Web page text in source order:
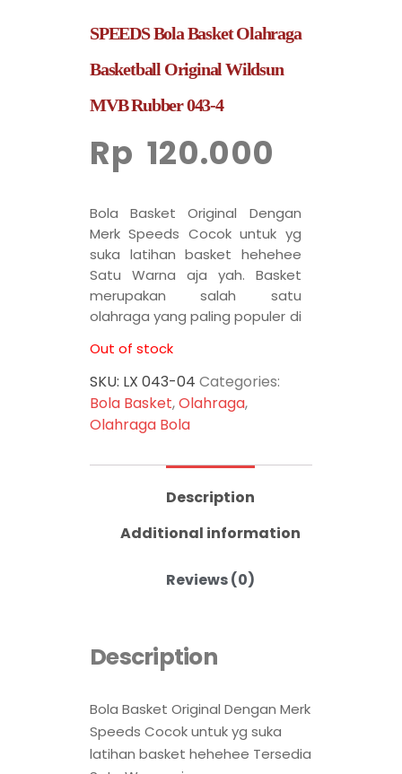
SPEEDS Bola Basket Olahraga
Basketball Original Wildsun
MVB Rubber 043-4
Rp 120.000
Bola Basket Original Dengan
Merk Speeds Cocok untuk yg
suka latihan basket hehehee
Satu Warna aja yah. Basket
merupakan salah satu
olahraga yang paling populer di
Out of stock
SKU: LX 043-04 Categories:
Bola Basket,Olahraga,
Olahraga Bola
Description
Additional information
Reviews (0)
Description
Bola Basket Original Dengan Merk
Speeds Cocok untuk yg suka
latihan basket hehehee Tersedia